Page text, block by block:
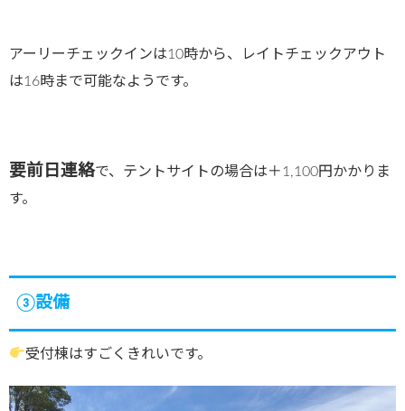
アーリーチェックインは10時から、レイトチェックアウト
は16時まで可能なようです。
要前日連絡で、テントサイトの場合は＋1,100円かかりま
す。
③設備
受付棟はすごくきれいです。